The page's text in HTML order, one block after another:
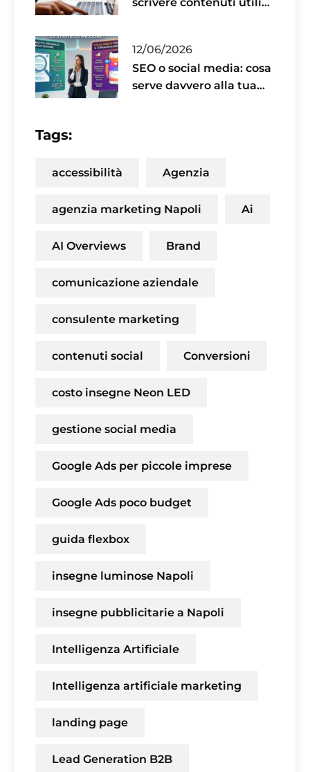
12/06/2026
SEO o social media: cosa
serve davvero alla tua
Tags:
accessibilità Agenzia
agenzia marketing Napoli Ai
AI Overviews Brand
comunicazione aziendale
consulente marketing
contenuti social Conversioni
costo insegne Neon LED
gestione social media
Google Ads per piccole imprese
Google Ads poco budget
guida flexbox
insegne luminose Napoli
insegne pubblicitarie a Napoli
Intelligenza Artificiale
Intelligenza artificiale marketing
landing page
Lead Generation B2B